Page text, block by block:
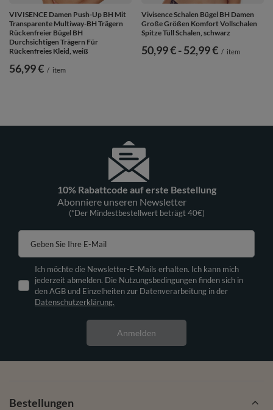
VIVISENCE Damen Push-Up BH Mit
Transparente Multiway-BH Trägern
Rückenfreier Bügel BH
Durchsichtigen Trägern Für
Rückenfreies Kleid, weiß
56,99 € / item
Vivisence Schalen Bügel BH Damen
Große Größen Komfort Vollschalen
Spitze Tüll Schalen, schwarz
ab
50,99 €-bis
52,99 € / item
10% Rabattcode auf erste Bestellung
Abonniere unseren Newsletter
(*Der Mindestbestellwert beträgt 40€)
Geben Sie Ihre E-Mail
Ich möchte die Newsletter-E-Mails erhalten. Ich kann mich
jederzeit abmelden. Die Nutzungsbedingungen finden sich in
den AGB und Einzelheiten zur Datenverarbeitung in der
Datenschutzerklärung.
Anmelden
Bestellungen